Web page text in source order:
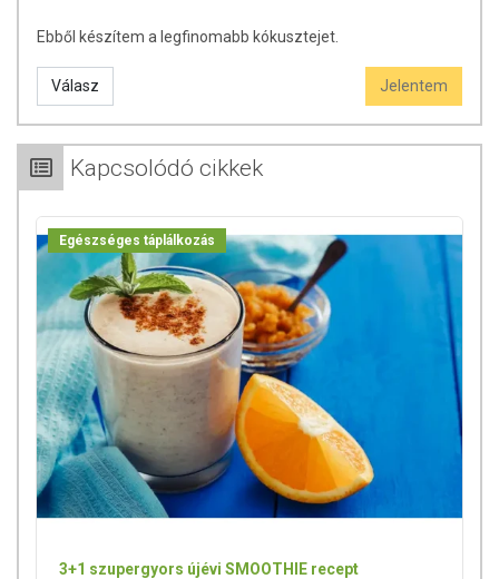
Ebből készítem a legfinomabb kókusztejet.
Válasz Jelentem
Kapcsolódó cikkek
Egészséges táplálkozás
3+1 szupergyors újévi SMOOTHIE recept